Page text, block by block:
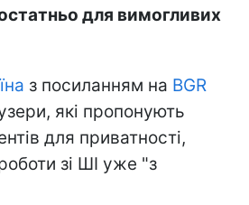
для вимогливих
з посиланням на BGR
які пропонують
для приватності,
зі ШІ уже "з